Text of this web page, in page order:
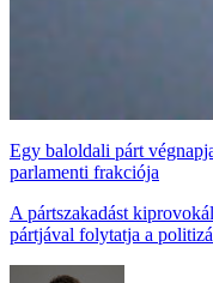
Egy baloldali párt
parlamenti frakciója
A pártszakadást
pártjával folytatja a